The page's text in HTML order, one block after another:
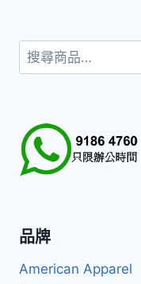
搜
尋
品牌
American Apparel